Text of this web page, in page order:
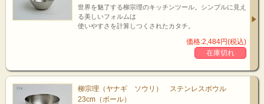
ボールの縁
世界を魅了する柳宗理のキッチンツール。シンプルに見え
る美しいフォルムは
使いやすさを計算しつくされたカタチ。
価格:2,484円(税込)
在庫切れ
柳宗理（ヤナギ ソウリ） ステンレスボウル
23cm（ボール）